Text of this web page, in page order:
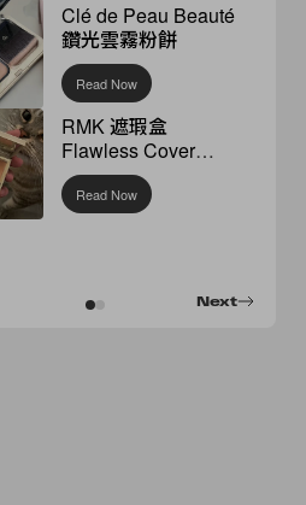
Clé de Peau Beauté
鑽光雲霧粉餅
Read Now
RMK 遮瑕盒
Flawless Cover
Concealer
Read Now
Next